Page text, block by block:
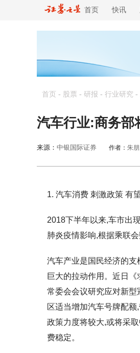
首页 快讯
首页 - 股票 - 研报 - 行业研究 -
汽车行业:商务部
来源： 中银国际证券 作者： 朱
1. 汽车消费 刺激政策 有
2018下半年以来,车市出
肺炎疫情影响,根据乘联
汽车产业是国民经济的
巨大的拉动作用。近日
常委会会议研究应对新
区适当增加汽车号牌配
政策力度将较大,或将采
费稳定。